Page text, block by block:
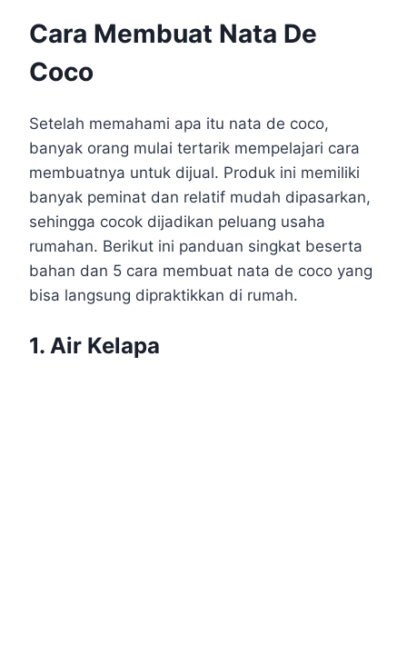
Cara Membuat Nata De
Coco
Setelah memahami apa itu nata de coco,
banyak orang mulai tertarik mempelajari cara
membuatnya untuk dijual. Produk ini memiliki
banyak peminat dan relatif mudah dipasarkan,
sehingga cocok dijadikan peluang usaha
rumahan. Berikut ini panduan singkat beserta
bahan dan 5 cara membuat nata de coco yang
bisa langsung dipraktikkan di rumah.
1. Air Kelapa